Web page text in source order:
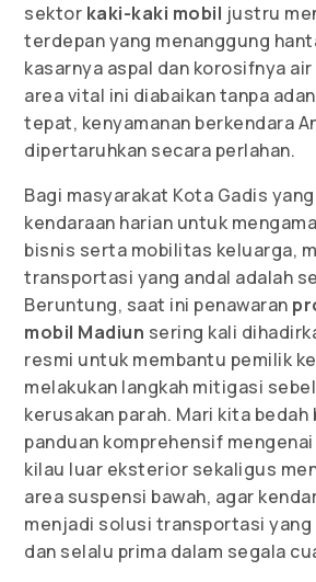
sektor kaki-kaki mobil justru
terdepan yang menanggung
kasarnya aspal dan korosifnya
area vital ini diabaikan tanpa
tepat, kenyamanan berkendara
dipertaruhkan secara perlahan.
Bagi masyarakat Kota Gadis
kendaraan harian untuk
bisnis serta mobilitas keluarga,
transportasi yang andal adalah
Beruntung, saat ini penawaran
mobil Madiun sering kali
resmi untuk membantu pemilik
melakukan langkah mitigasi
kerusakan parah. Mari kita bedah
panduan komprehensif
kilau luar eksterior sekaligus
area suspensi bawah, agar
menjadi solusi transportasi yang
dan selalu prima dalam segala